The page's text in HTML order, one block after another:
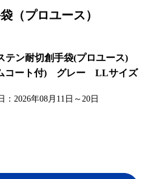
（プロユース）
2026年08月11日～20日